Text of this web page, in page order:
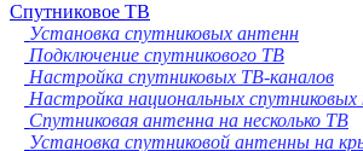
Спутниковое ТВ
Установка спутниковых антенн
Подключение спутникового ТВ
Настройка спутниковых ТВ-каналов
Настройка национальных спутниковых
Спутниковая антенна на несколько ТВ
Установка спутниковой антенны на